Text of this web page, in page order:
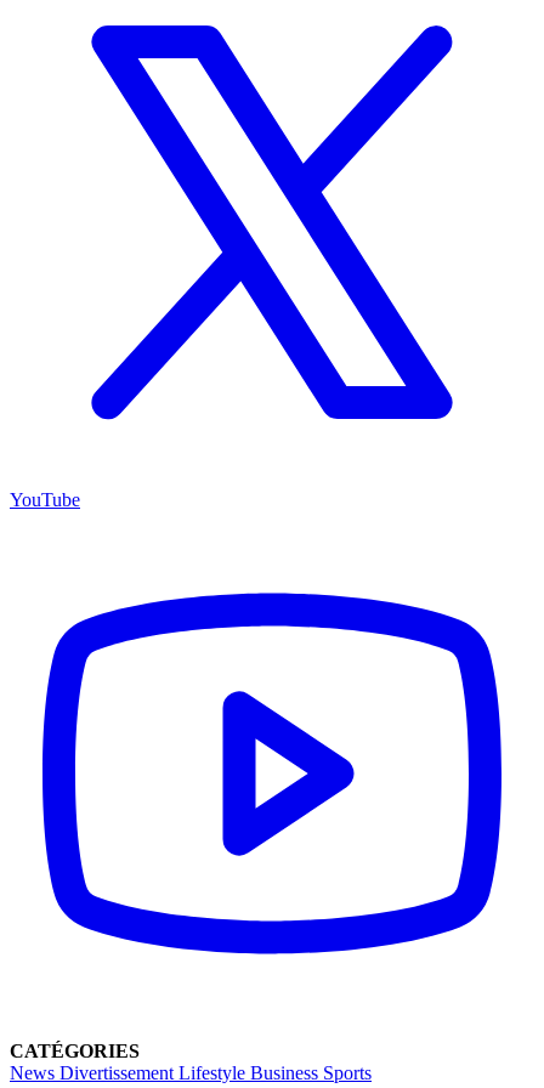
YouTube
CATÉGORIES
News Divertissement Lifestyle Business Sports